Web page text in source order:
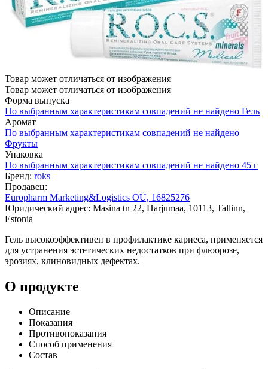
Товар может отличаться от изображения
Товар может отличаться от изображения
Форма выпуска
По выбранным характеристикам совпадений не найдено Гель
Аромат
По выбранным характеристикам совпадений не найдено
Фрукты
Упаковка
По выбранным характеристикам совпадений не найдено 45 г
Бренд: roks
Продавец:
Europharm Marketing&Logistics OÜ, 16825276
Юридический адрес: Masina tn 22, Harjumaa, 10113, Tallinn,
Estonia
Гель высокоэффективен в профилактике кариеса, применяется
для устранения эстетических недостатков при флюорозе,
эрозиях, клиновидных дефектах.
О продукте
Описание
Показания
Противопоказания
Способ применения
Состав